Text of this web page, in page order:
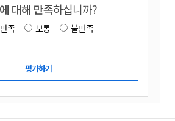
대해 만족하십니까?
만족 보통
불만족